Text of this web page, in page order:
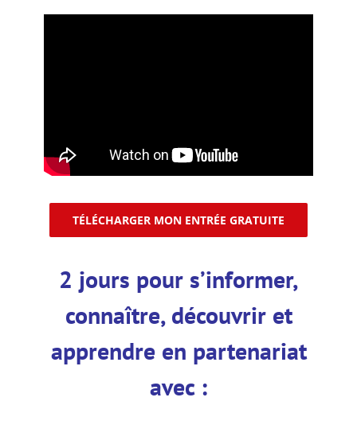
TÉLÉCHARGER MON ENTRÉE GRATUITE
2 jours pour s’informer,
connaître, découvrir et
apprendre en partenariat
avec :